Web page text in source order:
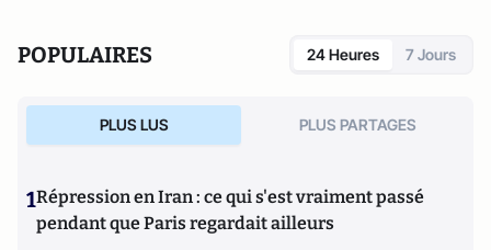
POPULAIRES 24 Heures 7 Jours
PLUS LUS PLUS PARTAGES
1Répression en Iran : ce qui s'est vraiment passé
pendant que Paris regardait ailleurs